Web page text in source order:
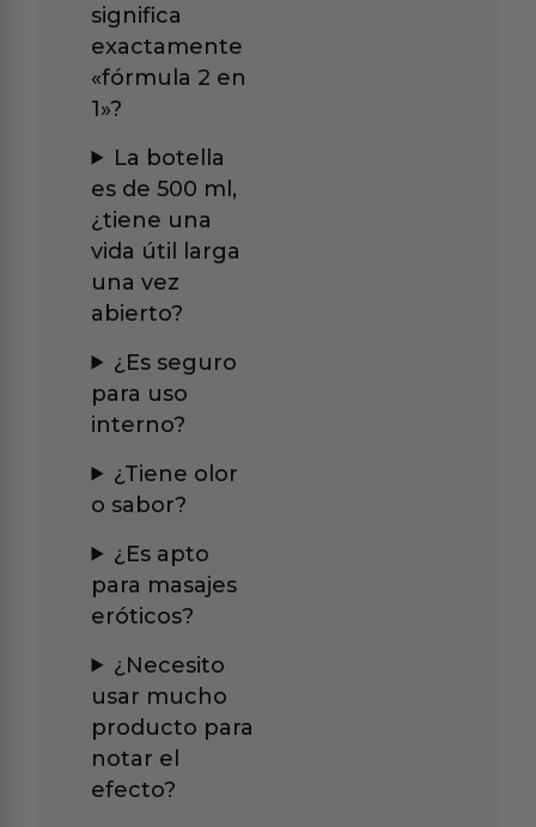
significa
exactamente
«fórmula 2 en
1»?
La botella
es de 500 ml,
¿tiene una
vida útil larga
una vez
abierto?
¿Es seguro
para uso
interno?
¿Tiene olor
o sabor?
¿Es apto
para masajes
eróticos?
¿Necesito
usar mucho
producto para
notar el
efecto?